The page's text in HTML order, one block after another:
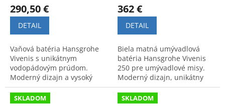
290,50 €
DETAIL
Vaňová batéria Hansgrohe
Vivenis s unikátnym
vodopádovým prúdom.
Moderný dizajn a vysoký
komfort pri používaní.
362 €
DETAIL
Biela matná umývadlová
batéria Hansgrohe Vivenis
250 pre umývadlové misy.
Moderný dizajn, unikátny
prúd vody a špičková kvalita.
Bez odtokovej súpravy.
SKLADOM SKLADOM